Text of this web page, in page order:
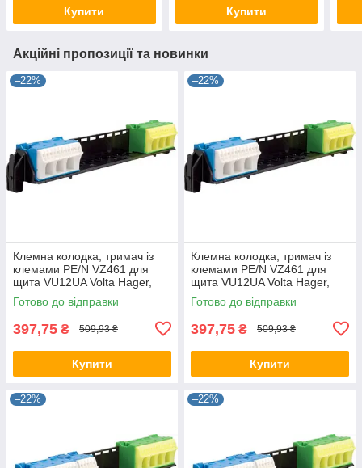
Купити Купити
Акційні пропозиції та новинки
–22%
Клемна колодка, тримач із
клемами PE/N VZ461 для
щита VU12UA Volta Hager,
для щита Хагер, боксу, шафи
Готово до відправки
397,75 ₴ 509,93 ₴
Купити
–22%
Клемна колодка, тримач із
клемами PE/N VZ461 для
щита VU12UA Volta Hager,
для щита Хагер, бокса (Smart
Rozetka)
Готово до відправки
397,75 ₴ 509,93 ₴
Купити
–22% –22%